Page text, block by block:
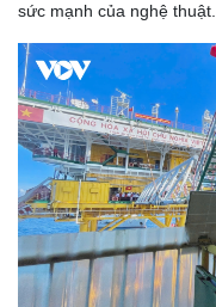
sức mạnh của nghệ thuật.